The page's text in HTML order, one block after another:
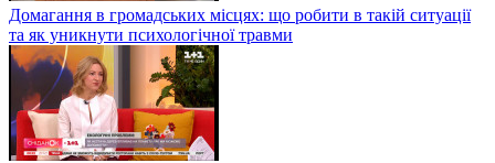
Домагання в громадських місцях: що робити в такій ситуації
та як уникнути психологічної травми